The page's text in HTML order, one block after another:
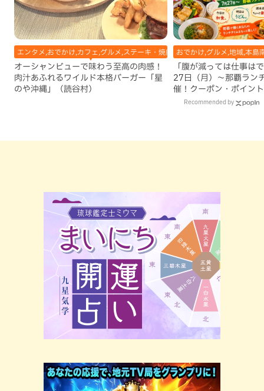
エンタメ,おでかけ,カフェ,グルメ,ステーキ・焼肉,テレビ,ハンバーガー,ホテ
オーシャンビューで味わう至高の肉感！
肉汁あふれるワイルド本格バーガー「星
のや沖縄」（読谷村）
おでかけ,グルメ,地域,本島
「腹が減っては仕事は
27日（月）〜那覇ラン
催！クーポン・ポイン
ズが当たる12日間
Recommended by